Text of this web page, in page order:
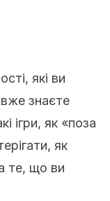
які ви
знаєте
ігри, як «поза
як
те, що ви